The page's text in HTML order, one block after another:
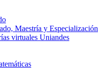
Maestría y Especialización
virtuales Uniandes